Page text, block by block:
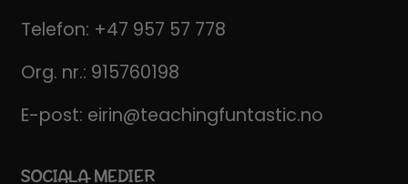
Telefon: +47 957 57 778
Org. nr.: 915760198
E-post: eirin@teachingfuntastic.no
SOCIALA MEDIER